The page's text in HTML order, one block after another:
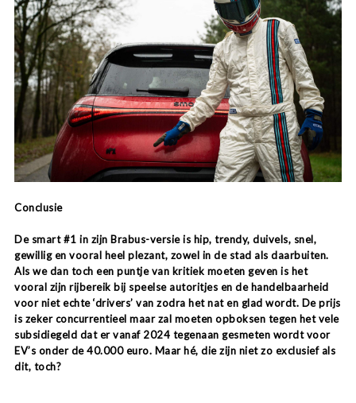
Conclusie
De smart #1 in zijn Brabus-versie is hip, trendy, duivels, snel,
gewillig en vooral heel plezant, zowel in de stad als daarbuiten.
Als we dan toch een puntje van kritiek moeten geven is het
vooral zijn rijbereik bij speelse autoritjes en de handelbaarheid
voor niet echte ‘drivers’ van zodra het nat en glad wordt. De prijs
is zeker concurrentieel maar zal moeten opboksen tegen het vele
subsidiegeld dat er vanaf 2024 tegenaan gesmeten wordt voor
EV’s onder de 40.000 euro. Maar hé, die zijn niet zo exclusief als
dit, toch?